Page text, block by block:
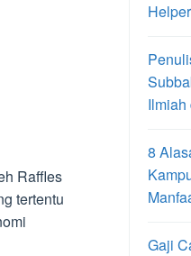
Raffles
tertentu
Ilmiah
8
Gaji